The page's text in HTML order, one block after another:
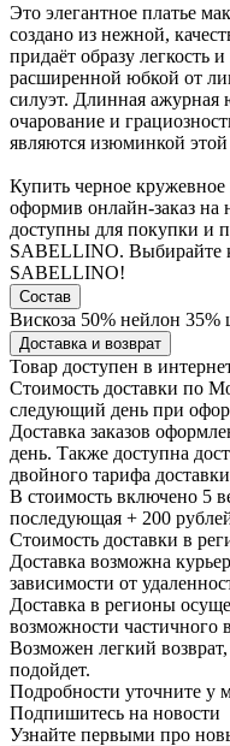
Это элегантное платье
создано из нежной,
придаёт образу легкость
расширенной юбкой от
силуэт. Длинная ажурная
очарование и
являются изюминкой
Купить черное
оформив онлайн-заказ на
доступны для покупки и
SABELLINO. Выбирайте
SABELLINO!
Состав
Вискоза 50% нейлон 35%
Доставка и возврат
Товар доступен в
Стоимость доставки по
следующий день при
Доставка заказов
день. Также доступна
двойного тарифа
В стоимость включено 5
последующая + 200
Стоимость доставки в
Доставка возможна
зависимости от
Доставка в регионы
возможности частичного
Возможен легкий возврат,
подойдет.
Подробности уточните у
Подпишитесь на новости
Узнайте первыми про